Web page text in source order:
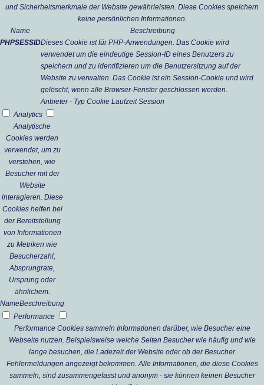
und Sicherheitsmerkmale der Website gewährleisten. Diese Cookies speichern
keine persönlichen Informationen.
Name
Beschreibung
PHPSESSIDDieses Cookie ist für PHP-Anwendungen. Das Cookie wird
verwendet um die eindeutige Session-ID eines Benutzers zu
speichern und zu identifizieren um die Benutzersitzung auf der
Website zu verwalten. Das Cookie ist ein Session-Cookie und wird
gelöscht, wenn alle Browser-Fenster geschlossen werden.
Anbieter - Typ Cookie Laufzeit Session
Analytics
Analytische
Cookies werden
verwendet, um zu
verstehen, wie
Besucher mit der
Website
interagieren. Diese
Cookies helfen bei
der Bereitstellung
von Informationen
zu Metriken wie
Besucherzahl,
Absprungrate,
Ursprung oder
ähnlichem.
NameBeschreibung
Performance
Performance Cookies sammeln Informationen darüber, wie Besucher eine
Webseite nutzen. Beispielsweise welche Seiten Besucher wie häufig und wie
lange besuchen, die Ladezeit der Website oder ob der Besucher
Fehlermeldungen angezeigt bekommen. Alle Informationen, die diese Cookies
sammeln, sind zusammengefasst und anonym - sie können keinen Besucher